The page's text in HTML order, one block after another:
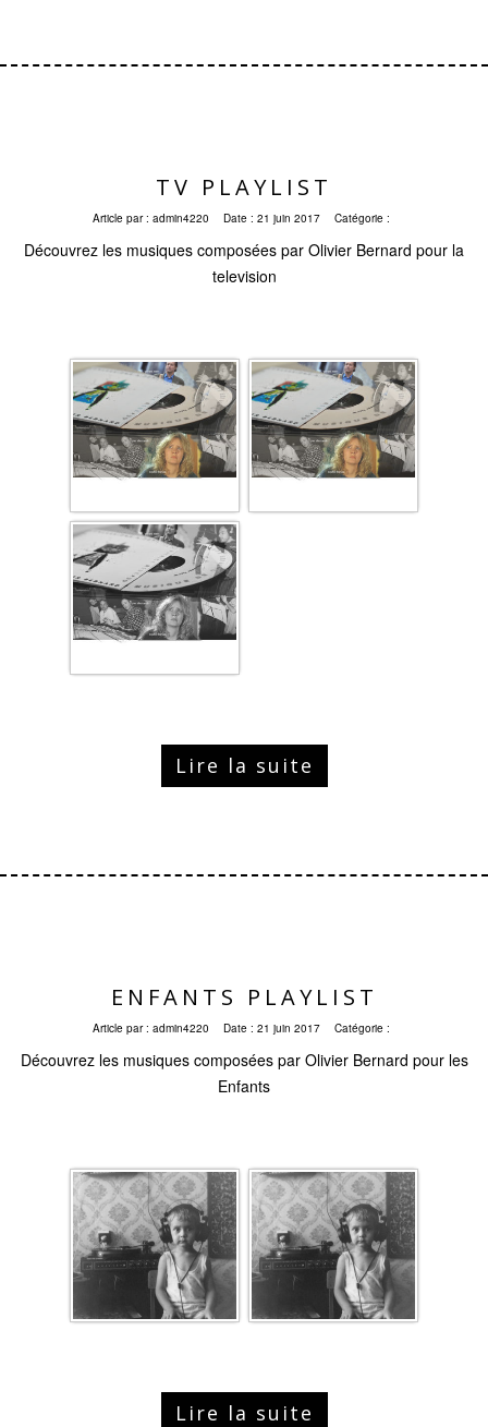
TV PLAYLIST
Article par : admin4220 Date : 21 juin 2017 Catégorie :
Découvrez les musiques composées par Olivier Bernard pour la
television
Lire la suite
ENFANTS PLAYLIST
Article par : admin4220 Date : 21 juin 2017 Catégorie :
Découvrez les musiques composées par Olivier Bernard pour les
Enfants
Lire la suite